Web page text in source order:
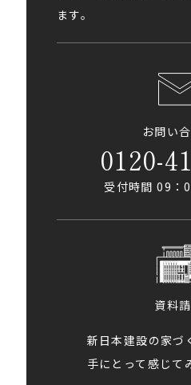
ます。
お問い
0120-
受付時間 09：
資料
新日本建設の家づ
手にとって感じて